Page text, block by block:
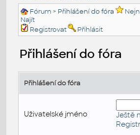
Fórum > Přihlášení do fóra
Najít
Registrovat
Přihlásit
Přihlášení do fóra
Přihlášení do fóra
Uživatelské jméno
Ještě